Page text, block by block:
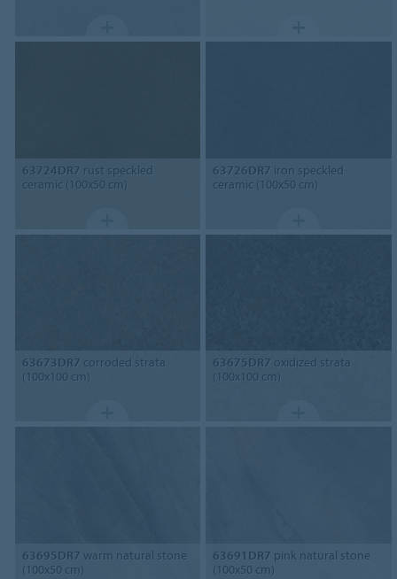
63724DR7 rust speckled
ceramic (100x50 cm)
63726DR7 iron speckled
ceramic (100x50 cm)
63673DR7 corroded strata
(100x100 cm)
63675DR7 oxidized strata
(100x100 cm)
63695DR7 warm natural stone
(100x50 cm)
63691DR7 pink natural stone
(100x50 cm)